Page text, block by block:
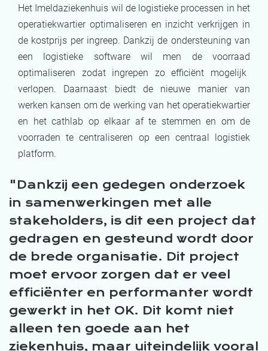
Het Imeldaziekenhuis wil de logistieke processen in het
operatiekwartier optimaliseren en inzicht verkrijgen in
de kostprijs per ingreep. Dankzij de ondersteuning van
een logistieke software
wil men devoorraad
optimaliseren zodat ingrepen zo efficiënt mogelijk
verlopen.
Daarnaast biedt de nieuwe manier van
werken kansen om de werking van het operatiekwartier
en het cathlab op elkaar af te stemmen en om de
voorradente centraliseren op een centraal logistiek
platform.
Dankzij een gedegen onderzoek
in samenwerkingen met alle
stakeholders, is dit een project dat
gedragen en gesteund wordt door
de brede organisatie. Dit project
moet ervoor zorgen dat er veel
efficiënter en performanter wordt
gewerkt in het OK. Dit komt niet
alleen ten goede aan het
ziekenhuis, maar uiteindelijk vooral